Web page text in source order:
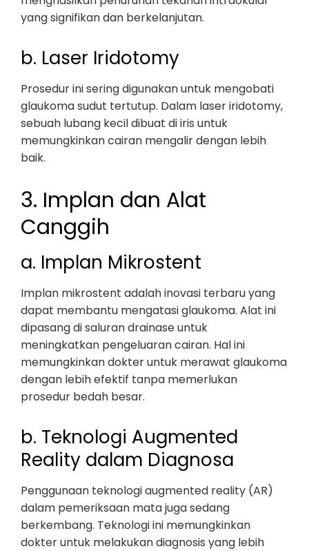
yang signifikan dan berkelanjutan.
b. Laser Iridotomy
Prosedur ini sering digunakan untuk mengobati
glaukoma sudut tertutup. Dalam laser iridotomy,
sebuah lubang kecil dibuat di iris untuk
memungkinkan cairan mengalir dengan lebih
baik.
3. Implan dan Alat
Canggih
a. Implan Mikrostent
Implan mikrostent adalah inovasi terbaru yang
dapat membantu mengatasi glaukoma. Alat ini
dipasang di saluran drainase untuk
meningkatkan pengeluaran cairan. Hal ini
memungkinkan dokter untuk merawat glaukoma
dengan lebih efektif tanpa memerlukan
prosedur bedah besar.
b. Teknologi Augmented
Reality dalam Diagnosa
Penggunaan teknologi augmented reality (AR)
dalam pemeriksaan mata juga sedang
berkembang. Teknologi ini memungkinkan
dokter untuk melakukan diagnosis yang lebih